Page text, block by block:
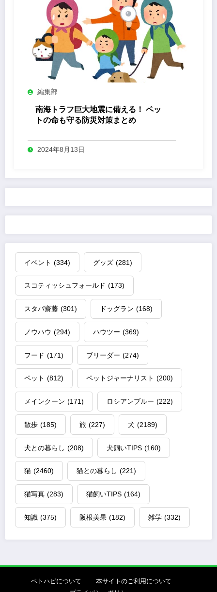
編集部
南海トラフ巨大地震に備える！ ペッ
トの命も守る防災対策まとめ
2024年8月13日
イベント (334) グッズ (281)
スコティッシュフォールド (173)
スタパ齋藤 (301) ドッグラン (168)
ノウハウ (294) ハウツー (369)
フード (171) ブリーダー (274)
ペット (812) ペットジャーナリスト (200)
メインクーン (171) ロシアンブルー (222)
散歩 (185) 旅 (227) 犬 (2189)
犬との暮らし (208) 犬飼いTIPS (160)
猫 (2460) 猫との暮らし (221)
猫写真 (283) 猫飼いTIPS (164)
知識 (375) 阪根美果 (182) 雑学 (332)
ペトハピについて
本サイトのご利用について